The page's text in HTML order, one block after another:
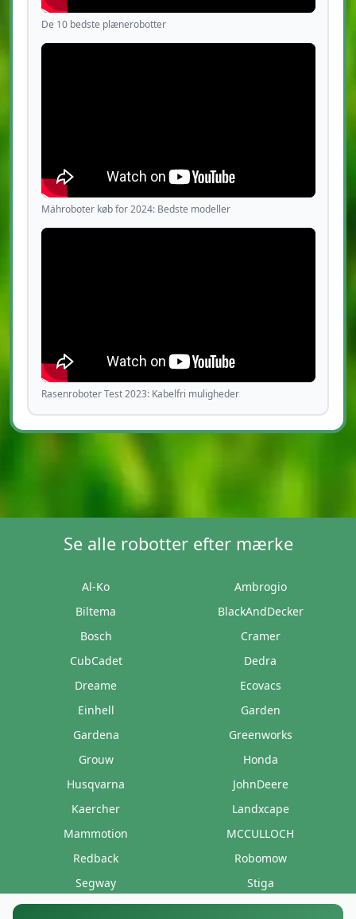
De 10 bedste plænerobotter
Mähroboter køb for 2024: Bedste modeller
Rasenroboter Test 2023: Kabelfri muligheder
Se alle robotter efter mærke
Al-Ko
Ambrogio
Biltema
BlackAndDecker
Bosch
Cramer
CubCadet
Dedra
Dreame
Ecovacs
Einhell
Garden
Gardena
Greenworks
Grouw
Honda
Husqvarna
JohnDeere
Kaercher
Landxcape
Mammotion
MCCULLOCH
Redback
Robomow
Segway
Stiga
Stihl
Texas